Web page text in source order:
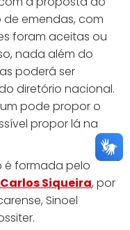
emendas, com
foram aceitas ou
nada além do
poderá ser
diretório nacional.
pode propor o
propor lá na
é formada pelo
Siqueira, por
Sinoel